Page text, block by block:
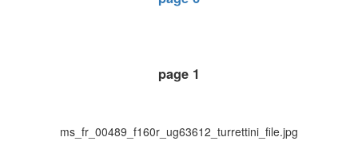
page 1
ms_fr_00489_f160r_ug63612_turrettini_file.jpg